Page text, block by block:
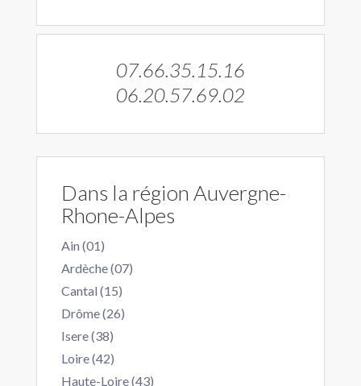
07.66.35.15.16
06.20.57.69.02
Dans la région Auvergne-
Rhone-Alpes
Ain (01)
Ardèche (07)
Cantal (15)
Drôme (26)
Isere (38)
Loire (42)
Haute-Loire (43)